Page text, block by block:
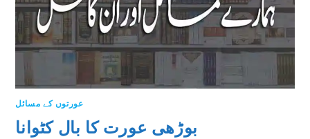
عورتوں کے مسائل
بوڑھی عورت کا بال کٹوانا